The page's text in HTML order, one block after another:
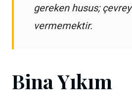
gereken husus;
vermemektir.
Bina Yıkım